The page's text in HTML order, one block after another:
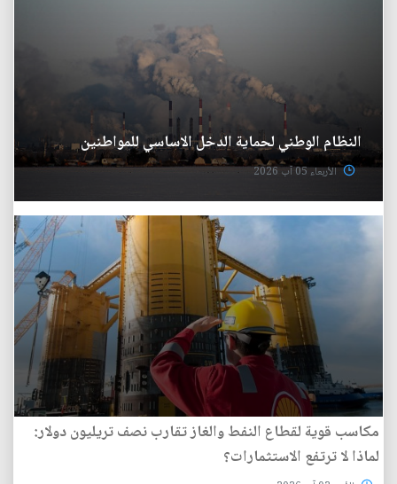
النظام الوطني لحماية الدخل الاساسي للمواطنين
الأربعاء 05 آب 2026
مكاسب قوية لقطاع النفط والغاز تقارب نصف تريليون دولار:
لماذا لا ترتفع الاستثمارات؟